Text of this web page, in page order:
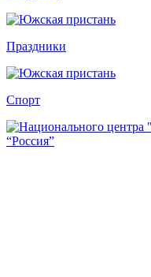
Праздники
Спорт
“Россия”